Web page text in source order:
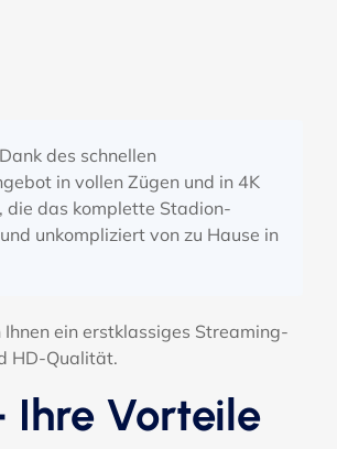
des schnellen
in vollen Zügen und in 4K
die das komplette Stadion-
unkompliziert von zu Hause in
Ihnen ein erstklassiges Streaming-
HD-Qualität.
Ihre Vorteile